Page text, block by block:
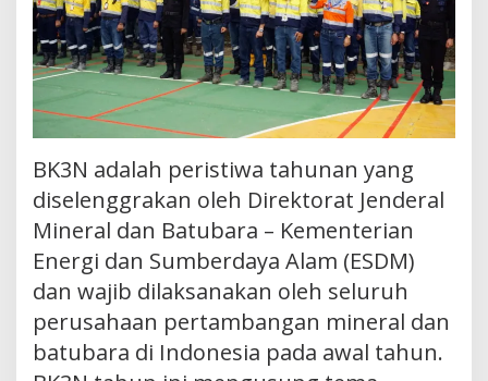
BK3N adalah peristiwa tahunan yang
diselenggrakan oleh Direktorat Jenderal
Mineral dan Batubara – Kementerian
Energi dan Sumberdaya Alam (ESDM)
dan wajib dilaksanakan oleh seluruh
perusahaan pertambangan mineral dan
batubara di Indonesia pada awal tahun.